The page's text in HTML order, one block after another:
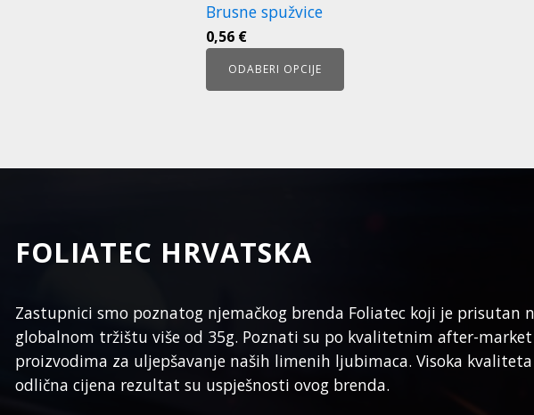
Brusne spužvice
0,56 €
ODABERI OPCIJE
više
se
mogu
na
stranici
proizvoda
FOLIATEC HRVATSKA
Zastupnici smo poznatog njemačkog brenda Foliatec koji je prisutan
globalnom tržištu više od 35g. Poznati su po kvalitetnim after-market
proizvodima za uljepšavanje naših limenih ljubimaca. Visoka
odlična cijena rezultat su uspješnosti ovog brenda.